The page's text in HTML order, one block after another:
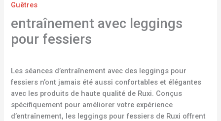
Guêtres
entraînement avec leggings
pour fessiers
Les séances d’entraînement avec des leggings pour
fessiers n’ont jamais été aussi confortables et élégantes
avec les produits de haute qualité de Ruxi. Conçus
spécifiquement pour améliorer votre expérience
d’entraînement, les leggings pour fessiers de Ruxi offrent